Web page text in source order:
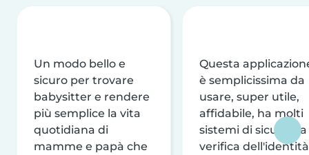
Un modo bello e
sicuro per trovare
babysitter e rendere
più semplice la vita
quotidiana di
mamme e papà che
Questa
è semplicissima da
usare, super utile,
affidabile, ha molti
sistemi di sicurezza
verifica dell'identità